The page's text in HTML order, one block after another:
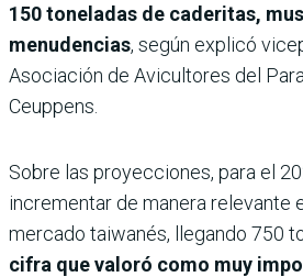
150 toneladas de caderitas,
menudencias, según explicó
Asociación de Avicultores del
Ceuppens.
Sobre las proyecciones, para el
incrementar de manera relevante
mercado taiwanés, llegando 750
cifra que valoró como muy